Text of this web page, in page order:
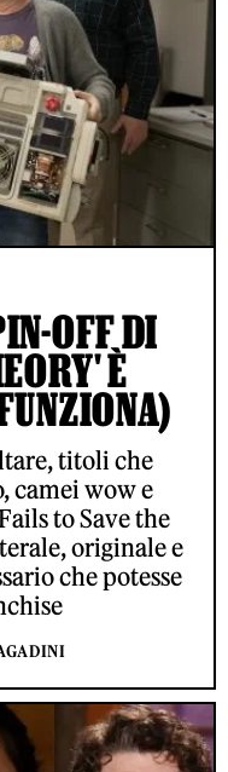
OFF DI
È
titoli che
camei wow e
to Save the
originale e
che potesse